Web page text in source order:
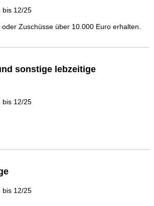
bis 12/25
Zuschüsse über 10.000 Euro erhalten.
sonstige lebzeitige
bis 12/25
bis 12/25